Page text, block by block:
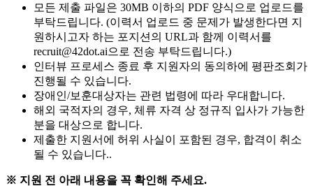
모든 제출 파일은 30MB 이하의 PDF 양식으로 업로드를
부탁드립니다. (이력서 업로드 중 문제가 발생한다면 지
원하시고자 하는 포지션의 URL과 함께 이력서를
recruit@42dot.ai으로 전송 부탁드립니다.)
인터뷰 프로세스 종료 후 지원자의 동의하에 평판조회가
진행될 수 있습니다.
장애인/보훈대상자는 관련 법령에 따라 우대합니다.
해외 국적자의 경우, 체류 자격 상 정규직 입사가 가능한
분을 대상으로 합니다.
제출한 지원서에 허위 사실이 포함된 경우, 합격이 취소
될 수 있습니다..
※ 지원 전 아래 내용을 꼭 확인해 주세요.